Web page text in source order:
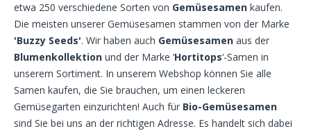
etwa 250 verschiedene Sorten von Gemüsesamen kaufen.
Die meisten unserer Gemüsesamen stammen von der Marke
'Buzzy Seeds'. Wir haben auch Gemüsesamen aus der
Blumenkollektion und der Marke ‘Hortitops‘-Samen in
unserem Sortiment. In unserem Webshop können Sie alle
Samen kaufen, die Sie brauchen, um einen leckeren
Gemüsegarten einzurichten! Auch für Bio-Gemüsesamen
sind Sie bei uns an der richtigen Adresse. Es handelt sich dabei